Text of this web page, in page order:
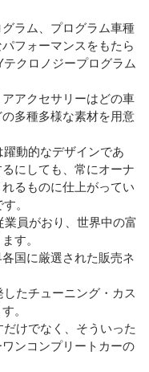
ラム、プログラム車種
フォーマンスをもたら
クロノジープログラム
アクセサリーはどの車
多種多様な素材を用意
動的なデザインであ
にしても、常にオーナ
るものに仕上がってい
。
員がおり、世界中の富
す。
国に厳選された販売ネ
たチューニング・カス
。
けでなく、そういった
ンコンプリートカーの